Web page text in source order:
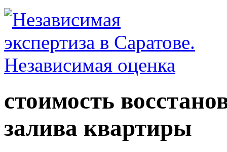
стоимость
залива квартиры